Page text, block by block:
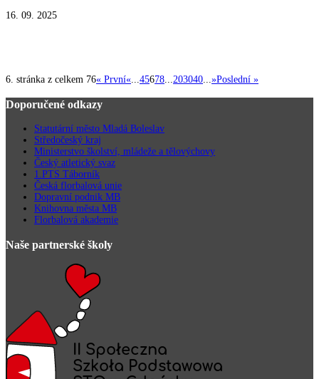
16. 09. 2025
6. stránka z celkem 76« První«...45678...203040...»Poslední »
Doporučené odkazy
Statutární město Mladá Boleslav
Středočeský kraj
Ministerstvo školství, mládeže a tělovýchovy
Český atletický svaz
1.PTS Táborník
Česká florbalová unie
Dopravní podnik MB
Knihovna města MB
Florbalová akademie
Naše partnerské školy